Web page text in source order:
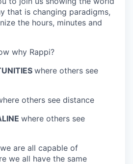
that is changing paradigms,
the hours, minutes and
why Rappi?
where others see
others see distance
where others see
we are all capable of
we all have the same